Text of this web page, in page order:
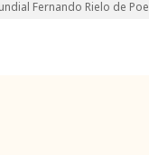
Fernando Rielo de